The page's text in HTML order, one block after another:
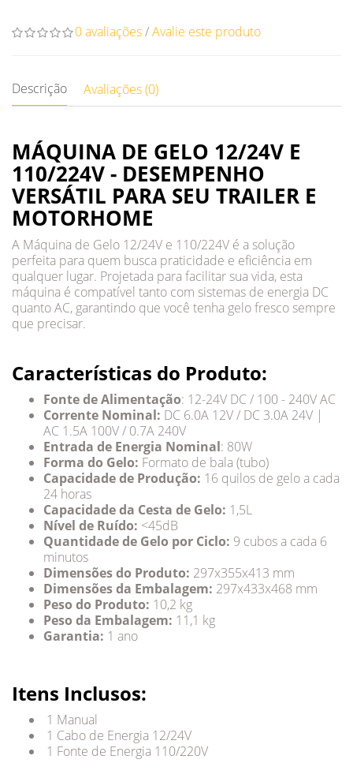
0 avaliações/Avalie este produto
Descrição Avaliações (0)
MÁQUINA DE GELO 12/24V E
110/224V - DESEMPENHO
VERSÁTIL PARA SEU TRAILER E
MOTORHOME
A Máquina de Gelo 12/24V e 110/224V é a solução
perfeita para quem busca praticidade e eficiência em
qualquer lugar. Projetada para facilitar sua vida, esta
máquina é compatível tanto com sistemas de energia DC
quanto AC, garantindo que você tenha gelo fresco sempre
que precisar.
Características do Produto:
Fonte de Alimentação: 12-24V DC / 100 - 240V AC
Corrente Nominal: DC 6.0A 12V / DC 3.0A 24V |
AC 1.5A 100V / 0.7A 240V
Entrada de Energia Nominal: 80W
Forma do Gelo: Formato de bala (tubo)
Capacidade de Produção: 16 quilos de gelo a cada
24 horas
Capacidade da Cesta de Gelo: 1,5L
Nível de Ruído: <45dB
Quantidade de Gelo por Ciclo: 9 cubos a cada 6
minutos
Dimensões do Produto: 297x355x413 mm
Dimensões da Embalagem: 297x433x468 mm
Peso do Produto: 10,2 kg
Peso da Embalagem: 11,1 kg
Garantia: 1 ano
Itens Inclusos:
1 Manual
1 Cabo de Energia 12/24V
1 Fonte de Energia 110/220V